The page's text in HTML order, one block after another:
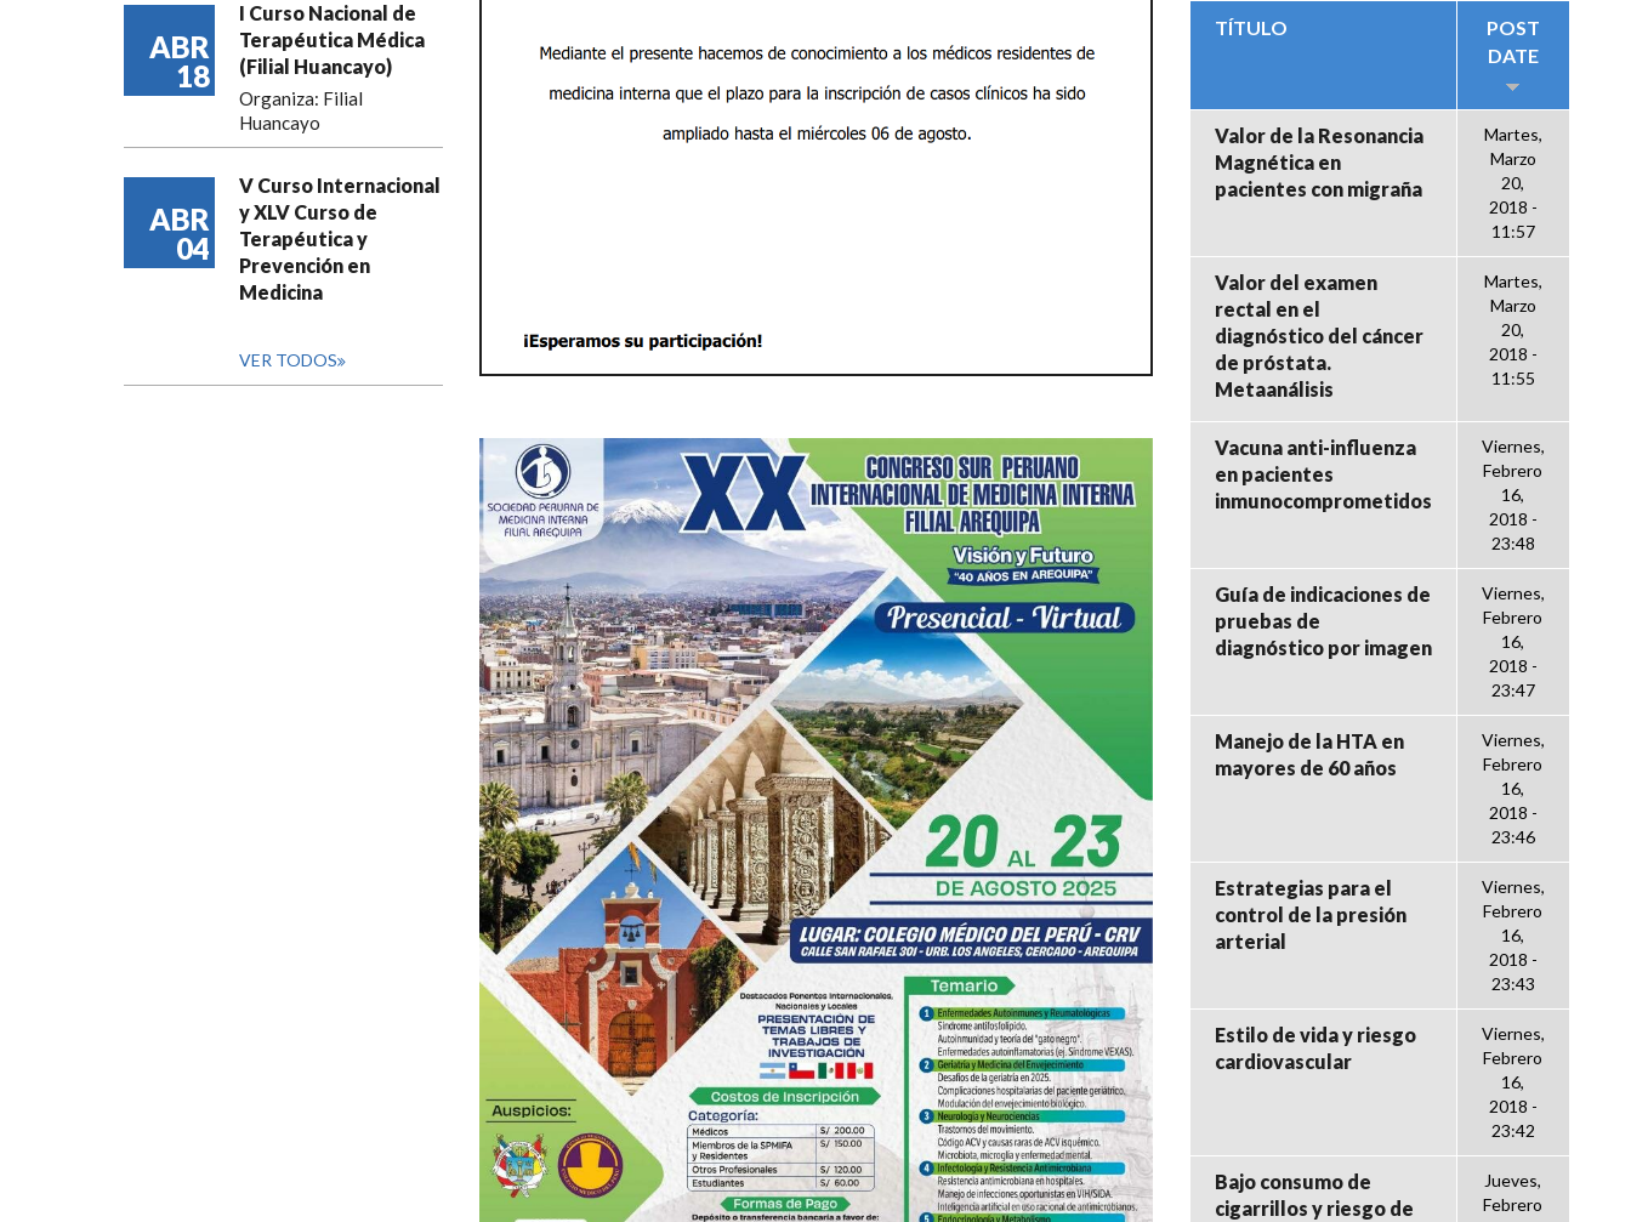
ABR
18
I Curso Nacional de
Terapéutica Médica
(Filial Huancayo)
Organiza: Filial
Huancayo
ABR
04
V Curso Internacional
y XLV Curso de
Terapéutica y
Prevención en
Medicina
VER TODOS
TÍTULO
POST
DATE
Valor de la Resonancia
Magnética en
pacientes con migraña
Martes,
Marzo
20,
2018 -
11:57
Valor del examen
rectal en el
diagnóstico del cáncer
de próstata.
Metaanálisis
Martes,
Marzo
20,
2018 -
11:55
Vacuna anti-influenza
en pacientes
inmunocomprometidos
Viernes,
Febrero
16,
2018 -
23:48
Guía de indicaciones de
pruebas de
diagnóstico por imagen
Viernes,
Febrero
16,
2018 -
23:47
Manejo de la HTA en
mayores de 60 años
Viernes,
Febrero
16,
2018 -
23:46
Estrategias para el
control de la presión
arterial
Viernes,
Febrero
16,
2018 -
23:43
Estilo de vida y riesgo
cardiovascular
Viernes,
Febrero
16,
2018 -
23:42
Bajo consumo de
cigarrillos y riesgo de
Jueves,
Febrero